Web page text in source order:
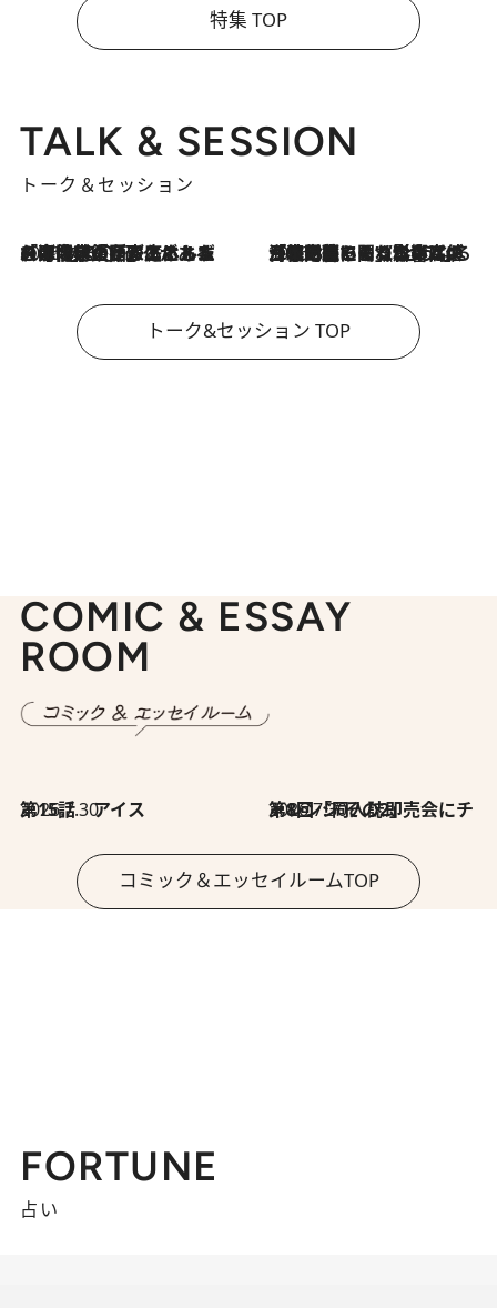
特集 TOP
TALK & SESSION
トーク＆セッション
2026.8.3
「今後値上げがあるとすれば…」「リスクがあるのは今年の冬」エネルギー専門家が語る、ホルムズ海峡封鎖が家庭にもたらす“ある心配” 2026.8.3
「住宅建てられない…」「サーチャージ料の高値が続いている」ホルムズ海峡封鎖による影響はいつまで続く？《エネルギー専門家に聞く“どうなる日本の暮らし”》
トーク&セッション TOP
COMIC & ESSAY
ROOM
2026.7.30
第15話 アイス 2026.7.30
第8回「同人誌即売会にチャレンジ その2」
コミック＆エッセイルームTOP
FORTUNE
占い